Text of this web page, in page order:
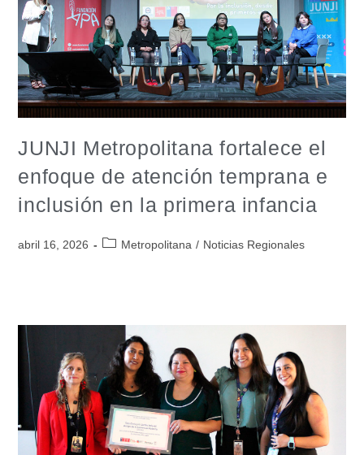
JUNJI Metropolitana fortalece el
enfoque de atención temprana e
inclusión en la primera infancia
abril 16, 2026 Metropolitana / Noticias Regionales